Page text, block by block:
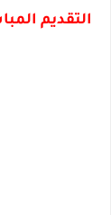
التقديم